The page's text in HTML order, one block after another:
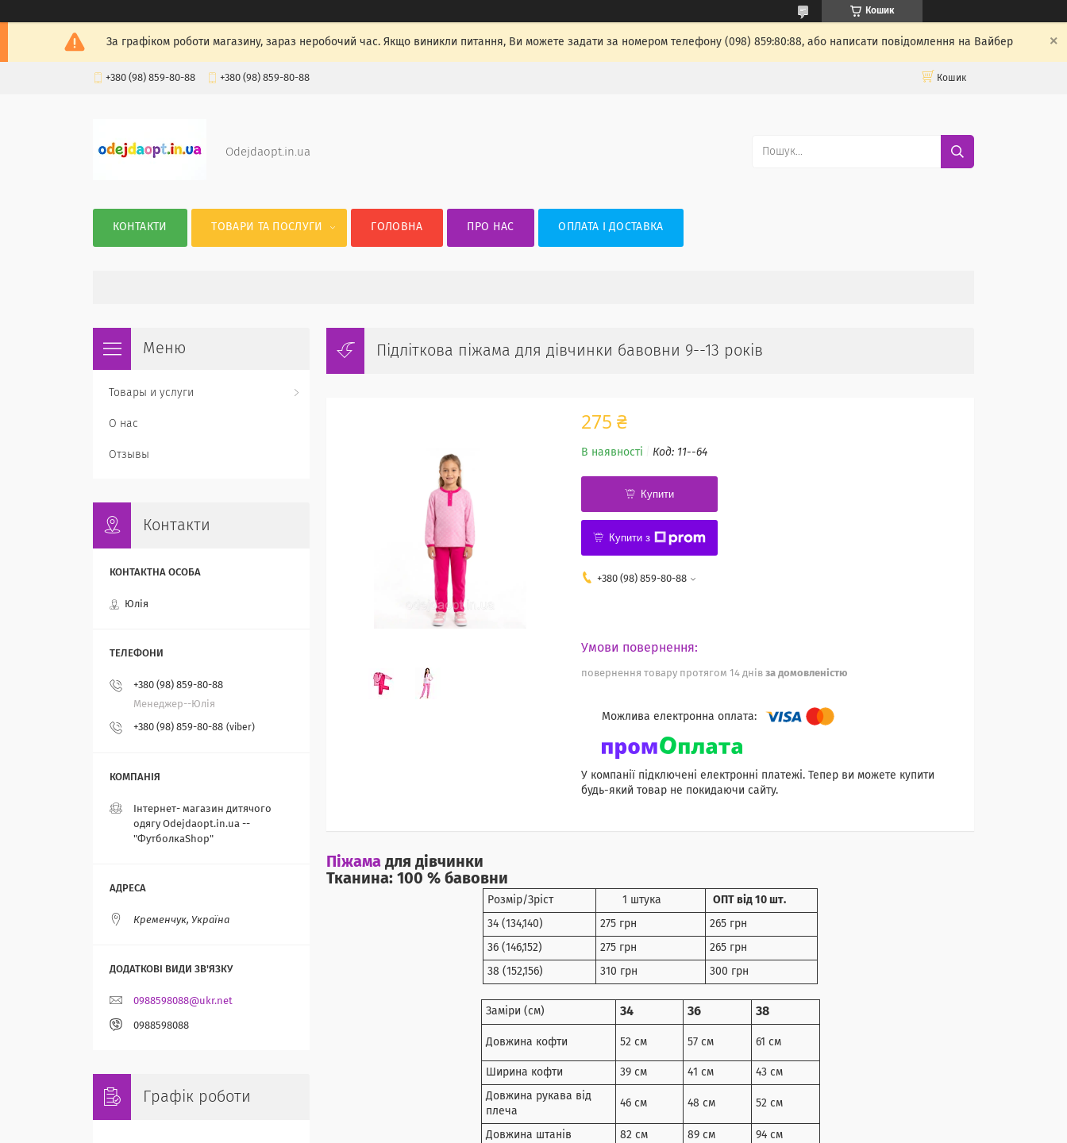
Кошик
За графіком роботи магазину, зараз неробочий час. Якщо виникли питання, Ви можете задати за номером телефону (098) 859:80:88, або написати повідомлення на Вайбер
+380 (98) 859-80-88 +380 (98) 859-80-88 Кошик
Odejdaopt.in.ua
КОНТАКТИ ТОВАРИ ТА ПОСЛУГИ ГОЛОВНА ПРО НАС ОПЛАТА І ДОСТАВКА
Підліткова піжама для дівчинки бавовни 9--13 років
275 ₴
В наявності Код: 11--64
Купити
Купити з
+380 (98) 859-80-88
повернення товару протягом 14 днів за домовленістю
У компанії підключені електронні платежі. Тепер ви можете купити
будь-який товар не покидаючи сайту.
Піжама для дівчинки
Тканина: 100 % бавовни
Розмір/Зріст 1 штука ОПТ від 10 шт.
34 (134,140) 275 грн 265 грн
36 (146,152) 275 грн 265 грн
38 (152,156) 310 грн 300 грн
Заміри (см) 34 36 38
Довжина кофти 52 см 57 см 61 см
Ширина кофти 39 см 41 см 43 см
Довжина рукава від
плеча
46 см 48 см 52 см
Довжина штанів 82 см 89 см 94 см
Товары и услуги
О нас
Отзывы
Контакти
Юлія
+380 (98) 859-80-88
Менеджер--Юлія
+380 (98) 859-80-88 viber
Інтернет- магазин дитячого
одягу Odejdaopt.in.ua --
"ФутболкаShop"
Кременчук, Україна
0988598088@ukr.net
0988598088
Графік роботи